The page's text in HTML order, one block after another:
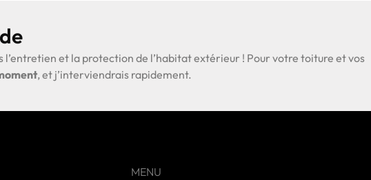
l’entretien et la protection de l’habitat extérieur ! Pour votre toiture et vos
, et j’interviendrais rapidement.
MENU